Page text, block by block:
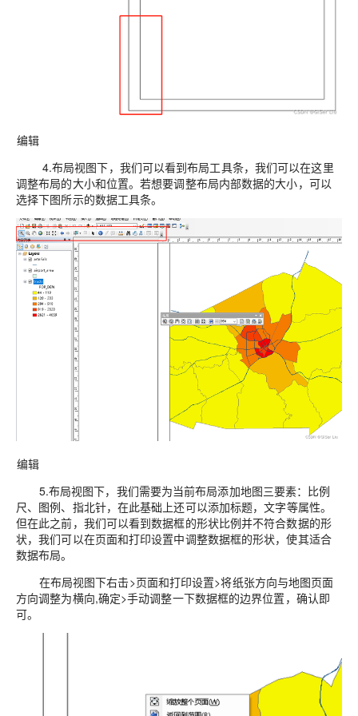
编辑
4.布局视图下，我们可以看到布局工具条，我们可以在这里
调整布局的大小和位置。若想要调整布局内部数据的大小，可以
选择下图所示的数据工具条。
编辑
5.布局视图下，我们需要为当前布局添加地图三要素： 比例
尺、图例、指北针，在此基础上还可以添加标题，文字等属性。
但在此之前，我们可以看到数据框的形状比例并不符合数据的形
状，我们可以在页面和打印设置中调整数据框的形状，使其适合
数据布局。
在布局视图下右击>页面和打印设置>将纸张方向与地图页面
方向调整为横向,确定>手动调整一下数据框的边界位置，确认即
可。